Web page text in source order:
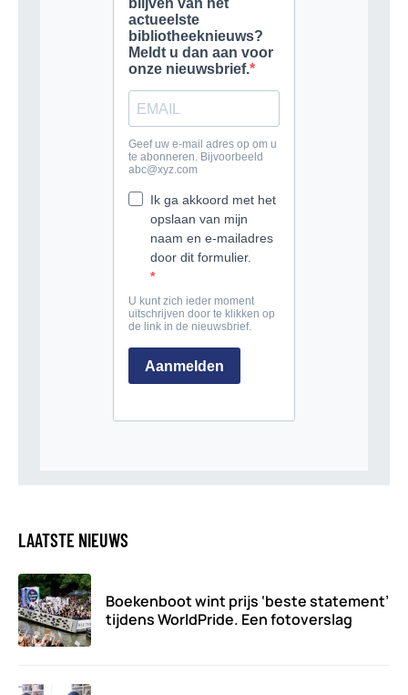
LAATSTE NIEUWS
Boekenboot wint prijs ‘beste statement’
tijdens WorldPride. Een fotoverslag